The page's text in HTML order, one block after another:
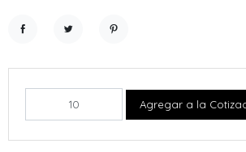
Agregar a la